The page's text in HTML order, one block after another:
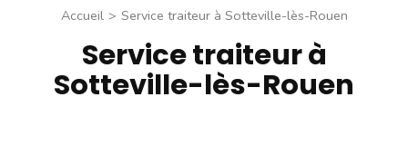
Accueil > Service traiteur à Sotteville-lès-Rouen
Service traiteur à
Sotteville-lès-Rouen